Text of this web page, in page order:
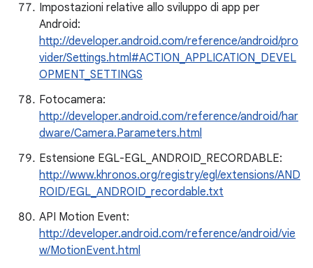
Impostazioni relative allo sviluppo di app per
Android:
http://developer.android.com/reference/android/pro
vider/Settings.html#ACTION_APPLICATION_DEVEL
OPMENT_SETTINGS
Fotocamera:
http://developer.android.com/reference/android/har
dware/Camera.Parameters.html
Estensione EGL-EGL_ANDROID_RECORDABLE:
http://www.khronos.org/registry/egl/extensions/AND
ROID/EGL_ANDROID_recordable.txt
API Motion Event:
http://developer.android.com/reference/android/vie
w/MotionEvent.html